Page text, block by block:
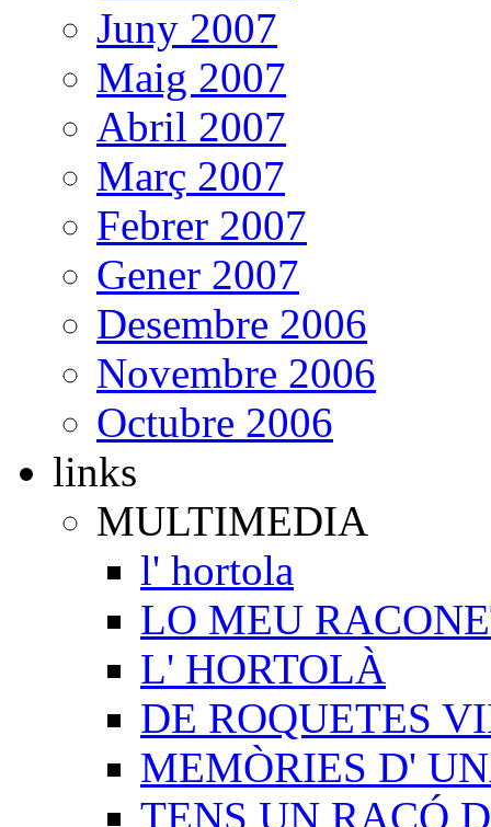
Juny 2007
Maig 2007
Abril 2007
Març 2007
Febrer 2007
Gener 2007
Desembre 2006
Novembre 2006
Octubre 2006
links
MULTIMEDIA
l' hortola
LO MEU
L' HORTOLÀ
DE ROQUETES
MEMÒRIES D'
TENS UN RACÓ